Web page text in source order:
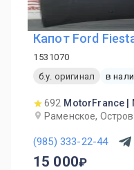
Капот Ford
1531070
б.у. оригинал
в
692 MotorFrance
Раменское,
(985) 333-22-44
15 000